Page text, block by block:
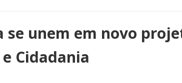
unem em novo
Cidadania